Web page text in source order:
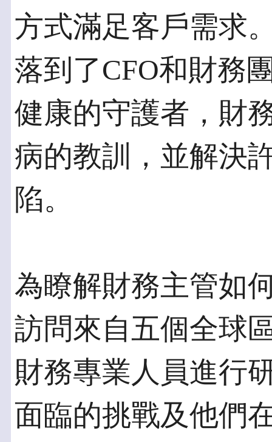
方式滿足客戶需求
落到了CFO和財務
健康的守護者，財
病的教訓，並解決
陷。
為瞭解財務主管如
訪問來自五個全球
財務專業人員進行
面臨的挑戰及他們